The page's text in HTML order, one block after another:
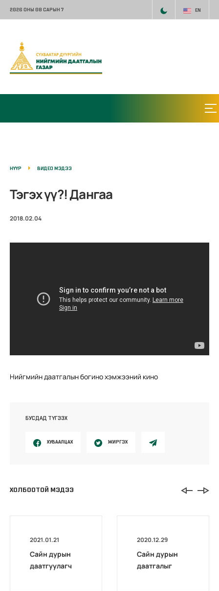
2026 ОНЫ 08 САРЫН 7 EN
НҮҮР ВИДЕО МЭДЭЭ
Тэгэх үү?! Дангаа
2018.02.04
Нийгмийн даатгалын богино хэмжээний кино
БУСДАД ТҮГЭЭХ
ХУВААЛЦАХ ЖИРГЭХ
ХОЛБООТОЙ МЭДЭЭ
2021.01.21
Сайн дурын
даатгуулагч
2020.12.29
Сайн дурын
даатгалыг